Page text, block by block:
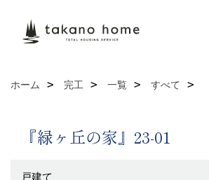
ホーム 完工 一覧 すべて
『緑ヶ丘の家』23-01
戸建て